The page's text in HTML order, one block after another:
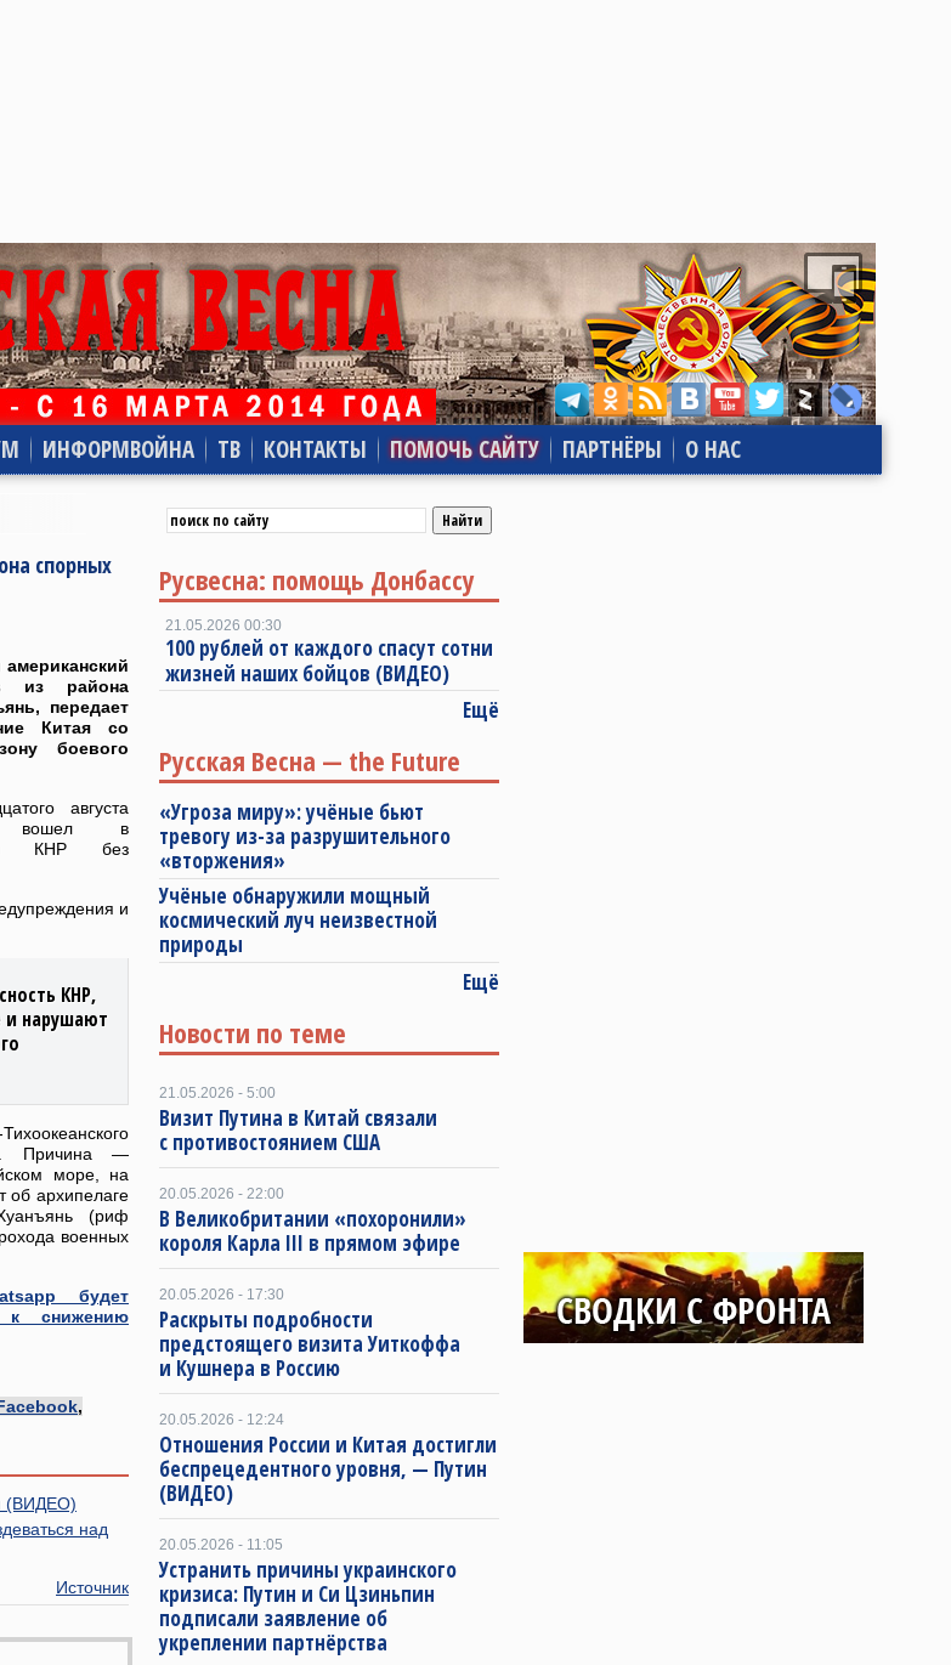
ИНФОРМВОЙНА ТВ КОНТАКТЫ ПОМОЧЬ САЙТУ ПАРТНЁРЫ О НАС
спорных
из района
передает
Китая со
боевого
августа
вошел в
КНР без
и
КНР,
нарушают
Причина —
море, на
об архипелаге
(риф
военных
будет
к снижению
,
(ВИДЕО)
над
Источник
Русвесна: помощь Донбассу
21.05.2026 00:30
100 рублей от каждого спасут сотни
жизней наших бойцов (ВИДЕО)
Ещё
Русская Весна — the Future
«Угроза миру»: учёные бьют
тревогу из-за разрушительного
«вторжения»
Учёные обнаружили мощный
космический луч неизвестной
природы
Ещё
Новости по теме
21.05.2026 - 5:00
Визит Путина в Китай связали
с противостоянием США
20.05.2026 - 22:00
В Великобритании «похоронили»
короля Карла III в прямом эфире
20.05.2026 - 17:30
Раскрыты подробности
предстоящего визита Уиткоффа
и Кушнера в Россию
20.05.2026 - 12:24
Отношения России и Китая достигли
беспрецедентного уровня, — Путин
(ВИДЕО)
20.05.2026 - 11:05
Устранить причины украинского
кризиса: Путин и Си Цзиньпин
подписали заявление об
укреплении партнёрства